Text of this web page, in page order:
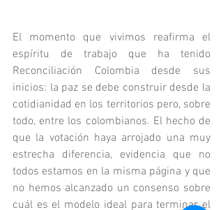
El momento que vivimos reafirma el
espíritu de trabajo que ha tenido
Reconciliación Colombia desde sus
inicios: la paz se debe construir desde la
cotidianidad en los territorios pero, sobre
todo, entre los colombianos. El hecho de
que la votación haya arrojado una muy
estrecha diferencia, evidencia que no
todos estamos en la misma página y que
no hemos alcanzado un consenso sobre
cuál es el modelo ideal para terminar el